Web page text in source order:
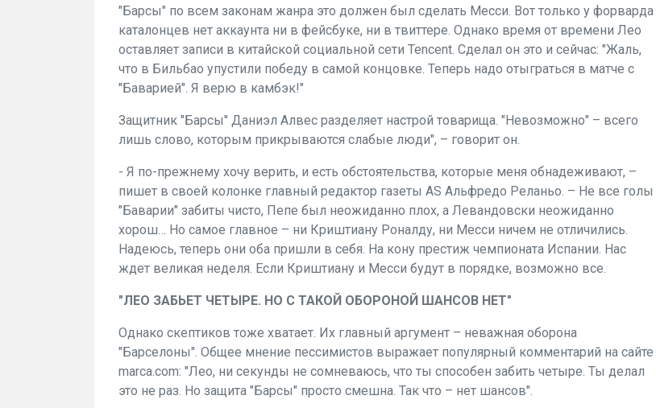
"Барсы" по всем законам жанра это должен был сделать Месси. Вот только у форварда
каталонцев нет аккаунта ни в фейсбуке, ни в твиттере. Однако время от времени Лео
оставляет записи в китайской социальной сети Tencent. Сделал он это и сейчас: "Жаль,
что в Бильбао упустили победу в самой концовке. Теперь надо отыграться в матче с
"Баварией". Я верю в камбэк!"
Защитник "Барсы" Даниэл Алвес разделяет настрой товарища. "Невозможно" – всего
лишь слово, которым прикрываются слабые люди", – говорит он.
- Я по-прежнему хочу верить, и есть обстоятельства, которые меня обнадеживают, –
пишет в своей колонке главный редактор газеты AS Альфредо Реланьо. – Не все голы
"Баварии" забиты чисто, Пепе был неожиданно плох, а Левандовски неожиданно
хорош… Но самое главное – ни Криштиану Роналду, ни Месси ничем не отличились.
Надеюсь, теперь они оба пришли в себя. На кону престиж чемпионата Испании. Нас
ждет великая неделя. Если Криштиану и Месси будут в порядке, возможно все.
"ЛЕО ЗАБЬЕТ ЧЕТЫРЕ. НО С ТАКОЙ ОБОРОНОЙ ШАНСОВ НЕТ"
Однако скептиков тоже хватает. Их главный аргумент – неважная оборона
"Барселоны". Общее мнение пессимистов выражает популярный комментарий на сайте
marca.com: "Лео, ни секунды не сомневаюсь, что ты способен забить четыре. Ты делал
это не раз. Но защита "Барсы" просто смешна. Так что – нет шансов".